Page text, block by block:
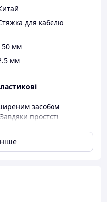
для кабелю
мм
мм
засобом
простоті
з інструментами
автомобільних
нейлону 6.6, який